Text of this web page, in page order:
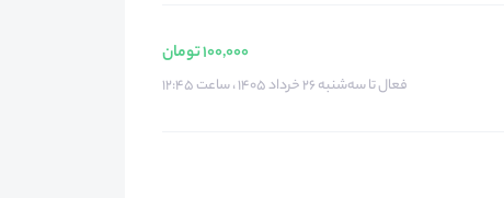
100,000 تومان
فعال تا سه‌شنبه ۲۶ خرداد ۱۴۰۵ ، ساعت ۱۲:۴۵